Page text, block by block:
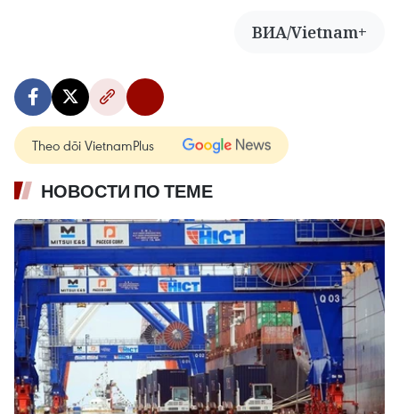
ВИА/Vietnam+
Theo dõi VietnamPlus
НОВОСТИ ПО ТЕМЕ